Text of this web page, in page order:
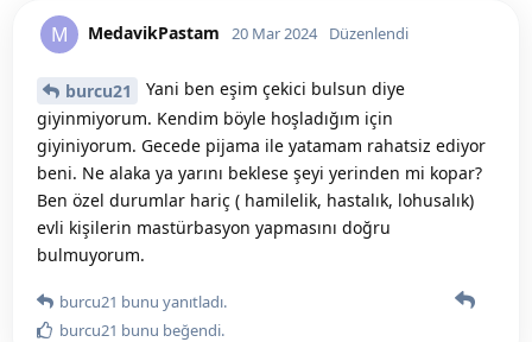
M MedavikPastam 20 Mar 2024 Düzenlendi
burcu21
Yani ben eşim çekici bulsun diye
giyinmiyorum. Kendim böyle hoşladığım için
giyiniyorum. Gecede pijama ile yatamam rahatsiz ediyor
beni. Ne alaka ya yarını beklese şeyi yerinden mi kopar?
Ben özel durumlar hariç ( hamilelik, hastalık, lohusalık)
evli kişilerin mastürbasyon yapmasını doğru
bulmuyorum.
burcu21 bunu yanıtladı.
burcu21 bunu beğendi.